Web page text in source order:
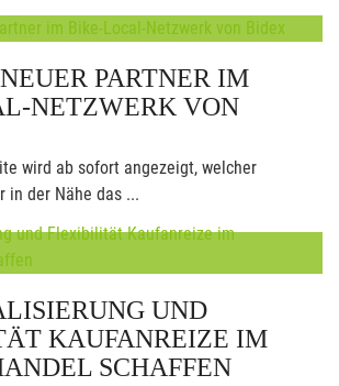
PARTNER IM
NETZWERK VON
wird ab sofort angezeigt, welcher
in der Nähe das ...
UND
KAUFANREIZE IM
SCHAFFEN